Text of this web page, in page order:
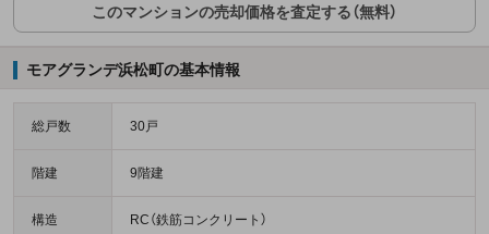
このマンションの売却価格を査定する（無料）
モアグランデ浜松町の基本情報
総戸数 30戸
階建 9階建
構造 RC（鉄筋コンクリート）